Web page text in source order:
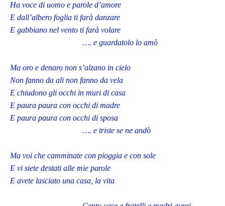
Ha voce di uomo e parole d’amore
E dall’albero foglia ti farà danzare
E gabbiano nel vento ti farà volare
…. e guardatolo lo amò
Ma oro e denaro non s’alzano in cielo
Non fanno da ali non fanno da vela
E chiudono gli occhi in muri di casa
E paura paura con occhi di madre
E paura paura con occhi di sposa
…. e triste se ne andò
Ma voi che camminate con pioggia e con sole
E vi siete destati alle mie parole
E avete lasciato una casa, la vita